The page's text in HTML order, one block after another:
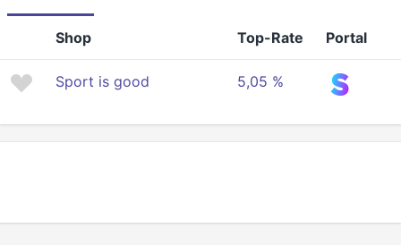
Shop Top-Rate Portal
Sport is good 5,05 %